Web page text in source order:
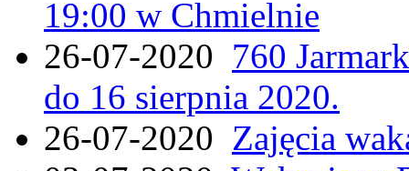
19:00 w Chmielnie
26-07-2020 760
do 16 sierpnia 2020.
26-07-2020 Zajęcia